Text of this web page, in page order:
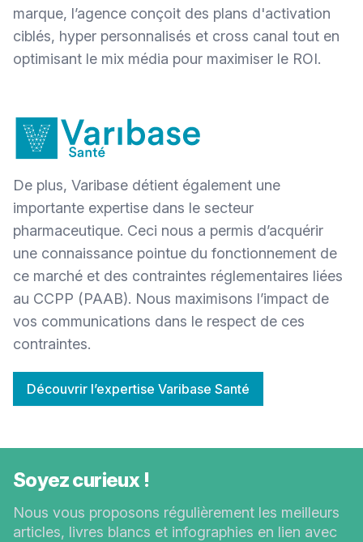
marque, l’agence conçoit des plans d'activation
ciblés, hyper personnalisés et cross canal tout en
optimisant le mix média pour maximiser le ROI.
De plus, Varibase détient également une
importante expertise dans le secteur
pharmaceutique. Ceci nous a permis d’acquérir
une connaissance pointue du fonctionnement de
ce marché et des contraintes réglementaires liées
au CCPP (PAAB). Nous maximisons l’impact de
vos communications dans le respect de ces
contraintes.
Découvrir l’expertise Varibase Santé
Soyez curieux !
Nous vous proposons régulièrement les meilleurs
articles, livres blancs et infographies en lien avec